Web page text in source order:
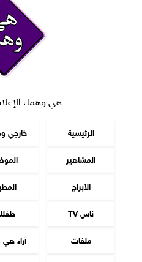
هي وهما،
الرئيسية خارجي
المشاهير
الأبراج
ناس TV
ملفات
آراء